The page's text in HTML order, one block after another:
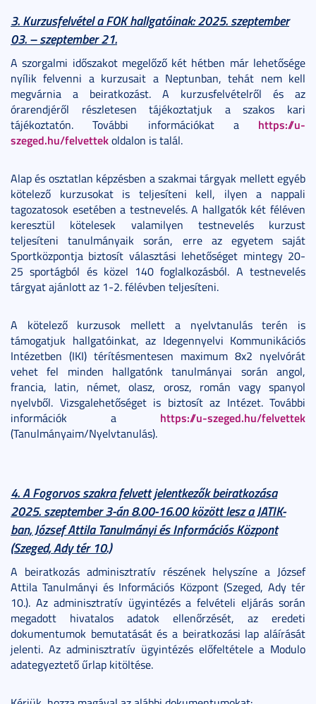
3. Kurzusfelvétel a FOK hallgatóinak: 2025. szeptember
03. – szeptember 21.
A szorgalmi időszakot megelőző két hétben már lehetősége
nyílik felvenni a kurzusait a Neptunban, tehát nem kell
megvárnia a beiratkozást. A kurzusfelvételről és az
órarendjéről részletesen tájékoztatjuk a szakos kari
tájékoztatón. További információkat a
https://u-
szeged.hu/felvettekoldalon is talál.
Alap és osztatlan képzésben a szakmai tárgyak mellett egyéb
kötelező kurzusokat is teljesíteni kell, ilyen a nappali
tagozatosok esetében a testnevelés. A hallgatók két féléven
keresztül kötelesek valamilyen testnevelés kurzust
teljesíteni tanulmányaik során, erre az egyetem saját
Sportközpontja biztosít választási lehetőséget mintegy 20-
25 sportágból és közel 140 foglalkozásból. A testnevelés
tárgyat ajánlott az 1-2. félévben teljesíteni.
A kötelező kurzusok mellett a nyelvtanulás terén is
támogatjuk hallgatóinkat, az Idegennyelvi Kommunikációs
Intézetben (IKI) térítésmentesen maximum 8x2 nyelvórát
vehet fel minden hallgatónk tanulmányai során angol,
francia, latin, német, olasz, orosz, román vagy spanyol
nyelvből. Vizsgalehetőséget is biztosít az Intézet. További
információk a
https://u-szeged.hu/felvettek
(Tanulmányaim/Nyelvtanulás).
4. A Fogorvos szakra felvett jelentkezők beiratkozása
2025. szeptember 3-án 8.00-16.00 között lesz a JATIK-
ban, József Attila Tanulmányi és Információs Központ
(Szeged, Ady tér 10.)
A beiratkozás adminisztratív részének helyszíne a József
Attila Tanulmányi és Információs Központ (Szeged, Ady tér
10.). Az adminisztratív ügyintézés a felvételi eljárás során
megadott hivatalos adatok ellenőrzését, az eredeti
dokumentumok bemutatását és a beiratkozási lap aláírását
jelenti. Az adminisztratív ügyintézés előfeltétele a Modulo
adategyeztető űrlap kitöltése.